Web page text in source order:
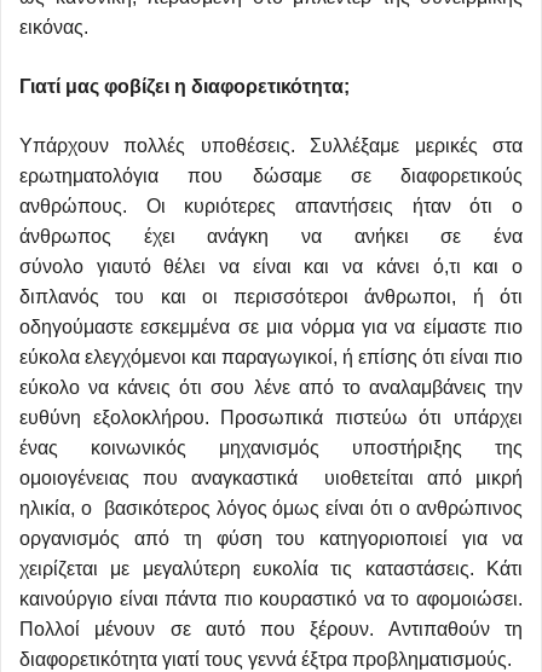
εικόνας.
Γιατί μας φοβίζει η διαφορετικότητα;
Υπάρχουν πολλές υποθέσεις. Συλλέξαμε μερικές στα
ερωτηματολόγια που δώσαμε σε διαφορετικούς
ανθρώπους. Οι κυριότερες απαντήσεις ήταν ότι ο
άνθρωπος έχει ανάγκη να ανήκει σε ένα
σύνολο γιαυτό θέλει να είναι και να κάνει ό,τι και ο
διπλανός του και οι περισσότεροι άνθρωποι, ή ότι
οδηγούμαστε εσκεμμένα σε μια νόρμα για να είμαστε πιο
εύκολα ελεγχόμενοι και παραγωγικοί, ή επίσης ότι είναι πιο
εύκολο να κάνεις ότι σου λένε από το αναλαμβάνεις την
ευθύνη εξολοκλήρου. Προσωπικά πιστεύω ότι υπάρχει
ένας κοινωνικός μηχανισμός υποστήριξης της
ομοιογένειας που αναγκαστικά υιοθετείται από μικρή
ηλικία, ο βασικότερος λόγος όμως είναι ότι ο ανθρώπινος
οργανισμός από τη φύση του κατηγοριοποιεί για να
χειρίζεται με μεγαλύτερη ευκολία τις καταστάσεις. Κάτι
καινούργιο είναι πάντα πιο κουραστικό να το αφομοιώσει.
Πολλοί μένουν σε αυτό που ξέρουν. Αντιπαθούν τη
διαφορετικότητα γιατί τους γεννά έξτρα προβληματισμούς.